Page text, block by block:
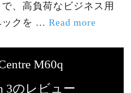
、高負荷なビジネス用
ックを … Read more
M60q
3のレビュー